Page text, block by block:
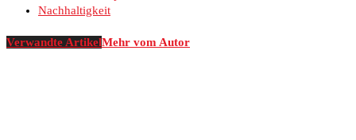
Nachhaltigkeit
Verwandte ArtikelMehr vom Autor